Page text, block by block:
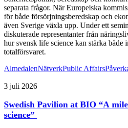
separata frågor. När Europeiska
för både försörjningsberedskap och
även Sverige växla upp. Under ett
diskuterade representanter från
hur svensk life science kan stärka både
totalförsvaret.
AlmedalenNätverkPublic Affairs
3 juli 2026
Swedish Pavilion at BIO “A
science”